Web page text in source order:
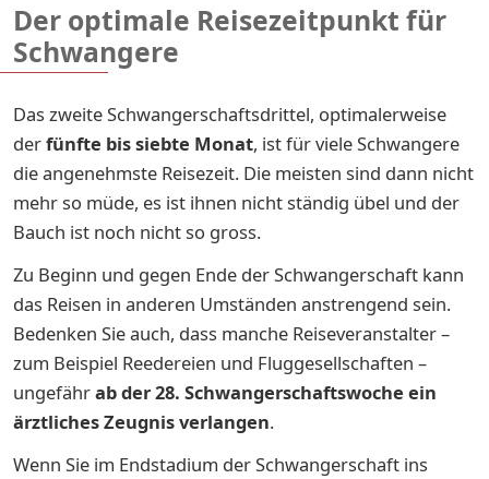
Der optimale Reisezeitpunkt für
Schwangere
Das zweite Schwangerschaftsdrittel, optimalerweise
derfünfte bis siebte Monat, ist für viele Schwangere
die angenehmste Reisezeit. Die meisten sind dann nicht
mehr so müde, es ist ihnen nicht ständig übel und der
Bauch ist noch nicht so gross.
Zu Beginn und gegen Ende der Schwangerschaft kann
das Reisen in anderen Umständen anstrengend sein.
Bedenken Sie auch, dass manche Reiseveranstalter –
zum Beispiel Reedereien und Fluggesellschaften –
ungefährab der 28. Schwangerschaftswoche ein
ärztliches Zeugnis verlangen.
Wenn Sie im Endstadium der Schwangerschaft ins